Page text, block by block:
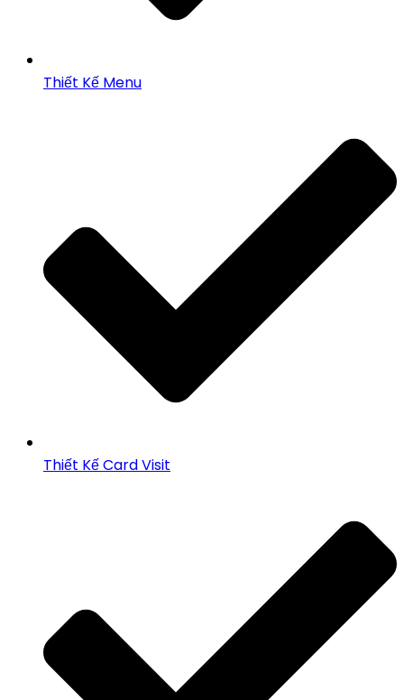
Thiết Kế Menu
Thiết Kế Card Visit